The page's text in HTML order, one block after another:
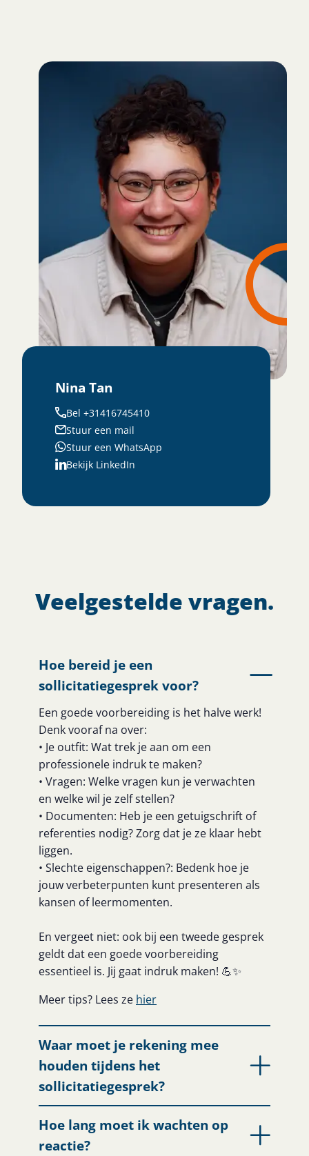
Nina Tan
Bel +31416745410
Stuur een mail
Stuur een WhatsApp
Bekijk LinkedIn
Veelgestelde vragen.
Hoe bereid je een
sollicitatiegesprek voor?
Een goede voorbereiding is het halve werk!
Denk vooraf na over:
• Je outfit: Wat trek je aan om een
professionele indruk te maken?
• Vragen: Welke vragen kun je verwachten
en welke wil je zelf stellen?
• Documenten: Heb je een getuigschrift of
referenties nodig? Zorg dat je ze klaar hebt
liggen.
• Slechte eigenschappen?: Bedenk hoe je
jouw verbeterpunten kunt presenteren als
kansen of leermomenten.
En vergeet niet: ook bij een tweede gesprek
geldt dat een goede voorbereiding
essentieel is. Jij gaat indruk maken! 💪✨
Meer tips? Lees ze hier
Waar moet je rekening mee
houden tijdens het
sollicitatiegesprek?
Hoe lang moet ik wachten op
reactie?